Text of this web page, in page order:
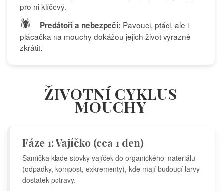
pro ni klíčový.
🕷️ Predátoři a nebezpečí: Pavouci, ptáci, ale i
plácačka na mouchy dokážou jejich život výrazně
zkrátit.
ŽIVOTNÍ CYKLUS
MOUCHY
Fáze 1: Vajíčko (cca 1 den)
Samička klade stovky vajíček do organického materiálu
(odpadky, kompost, exkrementy), kde mají budoucí larvy
dostatek potravy.